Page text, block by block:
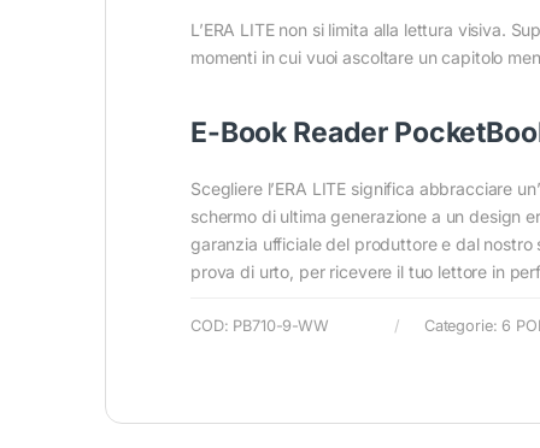
L’ERA LITE non si limita alla lettura visiva.
momenti in cui vuoi ascoltare un capitolo
E-Book Reader
Scegliere l’ERA LITE significa abbracciare
schermo di ultima generazione a un design
garanzia ufficiale del produttore e dal
prova di urto, per ricevere il tuo lettore in
COD: PB710-9-WW Categorie: 6